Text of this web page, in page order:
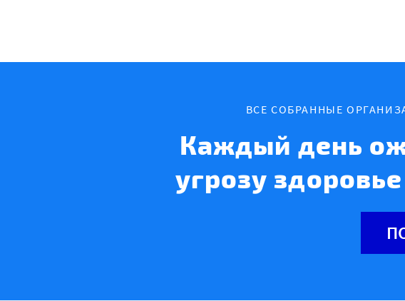
ВСЕ СОБРАННЫЕ
Каждый день
угрозу